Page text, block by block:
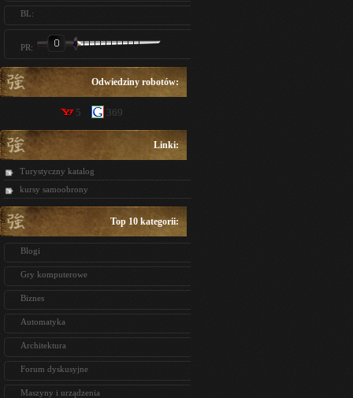
BL:
PR:
Odwiedziny robotów:
5 369
Linki:
Turystyczny katalog
kursy samoobrony
Top 10 kategorii:
Blogi
Gry komputerowe
Biznes
Automatyka
Architektura
Forum dyskusyjne
Maszyny i urządzenia